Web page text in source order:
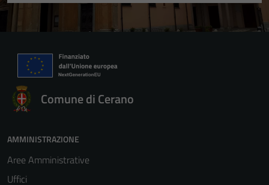
Comune di Cerano
AMMINISTRAZIONE
Aree Amministrative
Uffici